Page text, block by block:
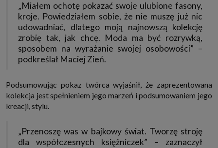
1. Jeśli udzieliłeś zgody na przetwarzanie danych możesz ją w każdej
chwili wycofać (cofnięcie zgody oczywiście nie uchyli zgodności z prawem
przetwarzania już dokonanego na jej podstawie);
2. Masz również prawo żądania dostępu do Twoich danych osobowych, ich
sprostowania, usunięcia lub ograniczenia przetwarzania, prawo do
przeniesienia danych, wyrażenia sprzeciwu wobec przetwarzania danych
oraz prawo do wniesienia skargi do organu nadzorczego, którym w Polsce
Twoich uprawnień.
„Miałem ochotę pokazać swoje ulubione fasony,
kroje. Powiedziałem sobie, że nie muszę już nic
udowadniać, dlatego moją najnowszą kolekcję
zrobię tak, jak chcę. Moda ma być rozrywką,
sposobem na wyrażanie swojej osobowości” –
podkreślał Maciej Zień.
Podsumowując pokaz twórca wyjaśnił, że zaprezentowana
kolekcja jest spełnieniem jego marzeń i podsumowaniem jego
kreacji, stylu.
„Przenoszę was w bajkowy świat. Tworzę stroję
dla współczesnych księżniczek” – zaznaczył